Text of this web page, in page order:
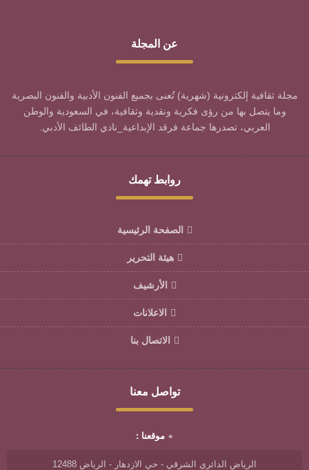
عن المجلة
مجلة ثقافية إلكترونية (شهرية) تُعنى بجميع الفنون الأدبية والفنون البصرية
وما يتصل بها من رؤى فكرية ونقدية وثقافية، في السعودية والوطن
العربي، تصدرها جماعة فرقد الإبداعية_نادي الطائف الأدبي.
روابط تهمك
الصفحة الرئيسية
هيئة التحرير
الأرشيف
الاعلانات
الاتصال بنا
تواصل معنا
موقعنا :
الرياض الدائري الشرقي - حي الازدهار - الرياض 12488